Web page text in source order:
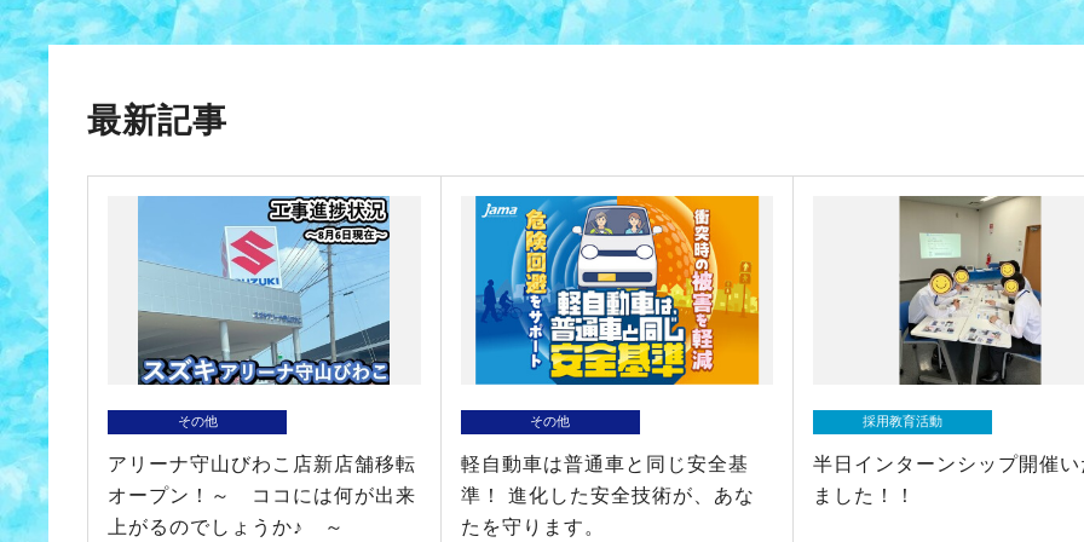
最新記事
その他
アリーナ守山びわこ店新店舗移転
オープン！～ ココには何が出来
上がるのでしょうか♪ ～
その他
軽自動車は普通車と同じ安全基
準！ 進化した安全技術が、あな
たを守ります。
採用教育活動
半日インターンシップ開催
ました！！